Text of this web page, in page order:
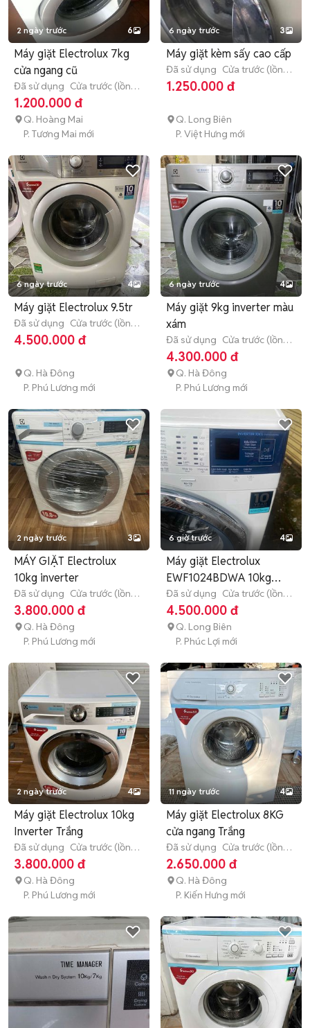
2 ngày trước 6
Máy giặt Electrolux 7kg
cửa ngang cũ
Đã sử dụng Cửa trước (lồng
ngang) 7 - 7.9 kg
1.200.000 đ
Q. Hoàng Mai
P. Tương Mai mới
6 ngày trước 3
Máy giặt kèm sấy cao cấp
Đã sử dụng Cửa trước (lồng
ngang) 8 - 8.9 kg
1.250.000 đ
Q. Long Biên
P. Việt Hưng mới
6 ngày trước 4
Máy giặt Electrolux 9.5tr
Đã sử dụng Cửa trước (lồng
ngang) > 10 kg
4.500.000 đ
Q. Hà Đông
P. Phú Lương mới
6 ngày trước 4
Máy giặt 9kg inverter màu
xám
Đã sử dụng Cửa trước (lồng
ngang) 9 - 9.9 kg
4.300.000 đ
Q. Hà Đông
P. Phú Lương mới
2 ngày trước 3
MÁY GIẶT Electrolux
10kg inverter
Đã sử dụng Cửa trước (lồng
ngang) > 10 kg
3.800.000 đ
Q. Hà Đông
P. Phú Lương mới
6 giờ trước 4
Máy giặt Electrolux
EWF1024BDWA 10kg
Trắng
Đã sử dụng Cửa trước (lồng
ngang) > 10 kg
4.500.000 đ
Q. Long Biên
P. Phúc Lợi mới
2 ngày trước 4
Máy giặt Electrolux 10kg
Inverter Trắng
Đã sử dụng Cửa trước (lồng
ngang) > 10 kg
3.800.000 đ
Q. Hà Đông
P. Phú Lương mới
11 ngày trước 4
Máy giặt Electrolux 8KG
cửa ngang Trắng
Đã sử dụng Cửa trước (lồng
ngang) 8 - 8.9 kg
2.650.000 đ
Q. Hà Đông
P. Kiến Hưng mới